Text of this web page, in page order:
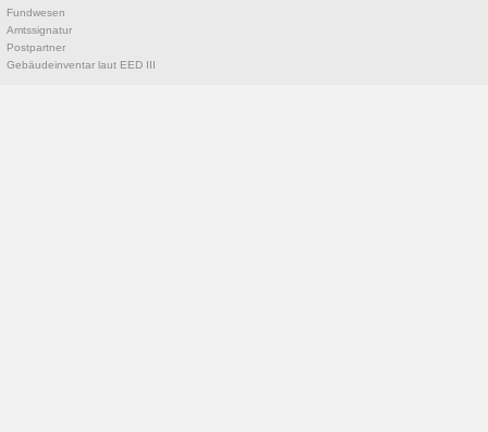
Fundwesen
Amtssignatur
Postpartner
Gebäudeinventar laut EED III